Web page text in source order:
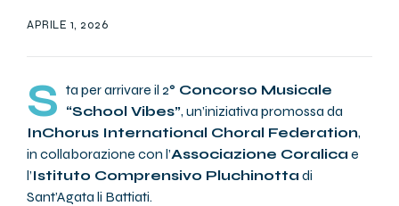
APRILE 1, 2026
S ta per arrivare il 2° Concorso Musicale
“School Vibes”, un’iniziativa promossa da
InChorus International Choral Federation,
in collaborazione con l’Associazione Coralicae
l’Istituto Comprensivo Pluchinottadi
Sant’Agata li Battiati.